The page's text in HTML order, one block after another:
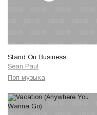
Stand On Business
Sean Paul
Поп музыка